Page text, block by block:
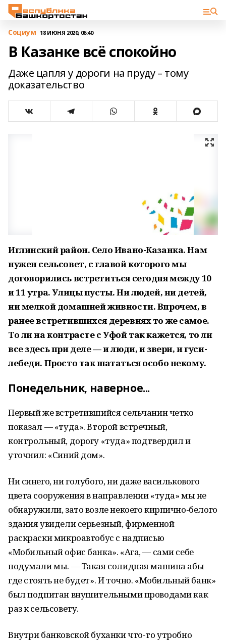
Cоциум 18 ИЮНЯ 2020, 06:40
В Казанке всё спокойно
Даже цапля у дороги на пруду – тому
доказательство
Иглинский район. Село Ивано-Казанка. Нам
нужен сельсовет, с главой которого мы
договорились встретиться сегодня между 10
и 11 утра. Улицы пусты. Ни людей, ни детей,
ни мелкой домашней живности. Впрочем, в
ранее встретившихся деревнях то же самое.
То ли на контрасте с Уфой так кажется, то ли
все здесь при деле — и люди, и звери, и гуси-
лебеди. Просто так шататься особо некому.
Понедельник, наверное...
Первый же встретившийся сельчанин четко
показал — «туда». Второй встречный,
контрольный, дорогу «туда» подтвердил и
уточнил: «Синий дом».
Ни синего, ни голубого, ни даже василькового
цвета сооружения в направлении «туда» мы не
обнаружили, зато возле некоего кирпично-белого
здания увидели серьезный, фирменной
раскраски микроавтобус с надписью
«Мобильный офис банка». «Ага, — сами себе
подумали мы. — Такая солидная машина абы
где стоять не будет». И точно. «Мобильный банк»
был подпитан внушительными проводами как
раз к сельсовету.
Внутри банковской буханки что-то утробно